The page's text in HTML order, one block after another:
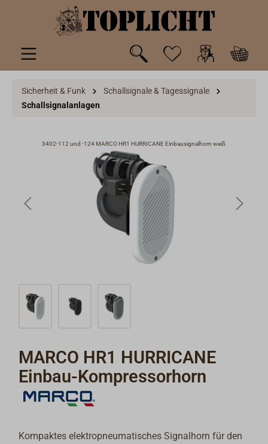
springen
Sicherheit & Funk
Schallsignale & Tagessignale
Schallsignalanlagen
3402-112 und -124 MARCO HR1 HURRICANE Einbausignalhorn weiß
MARCO HR1 HURRICANE
Einbau-Kompressorhorn
Kompaktes elektropneumatisches Signalhorn für den